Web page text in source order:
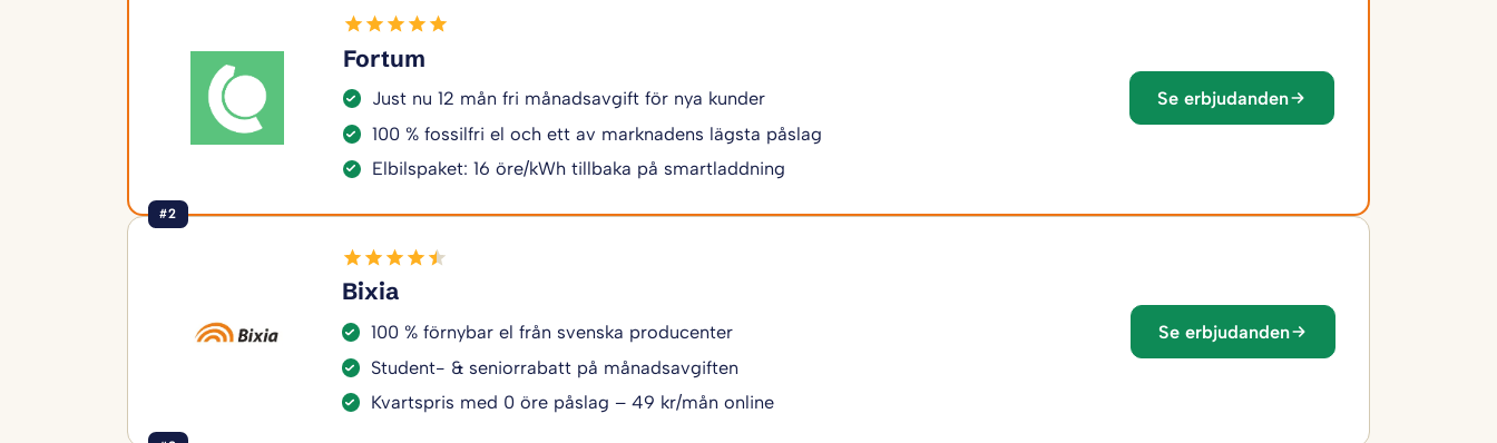
Fortum
Just nu 12 mån fri månadsavgift för nya kunder
100 % fossilfri el och ett av marknadens lägsta påslag
Elbilspaket: 16 öre/kWh tillbaka på smartladdning
Se erbjudanden
#2
Bixia
100 % förnybar el från svenska producenter
Student- & seniorrabatt på månadsavgiften
Kvartspris med 0 öre påslag – 49 kr/mån online
Se erbjudanden